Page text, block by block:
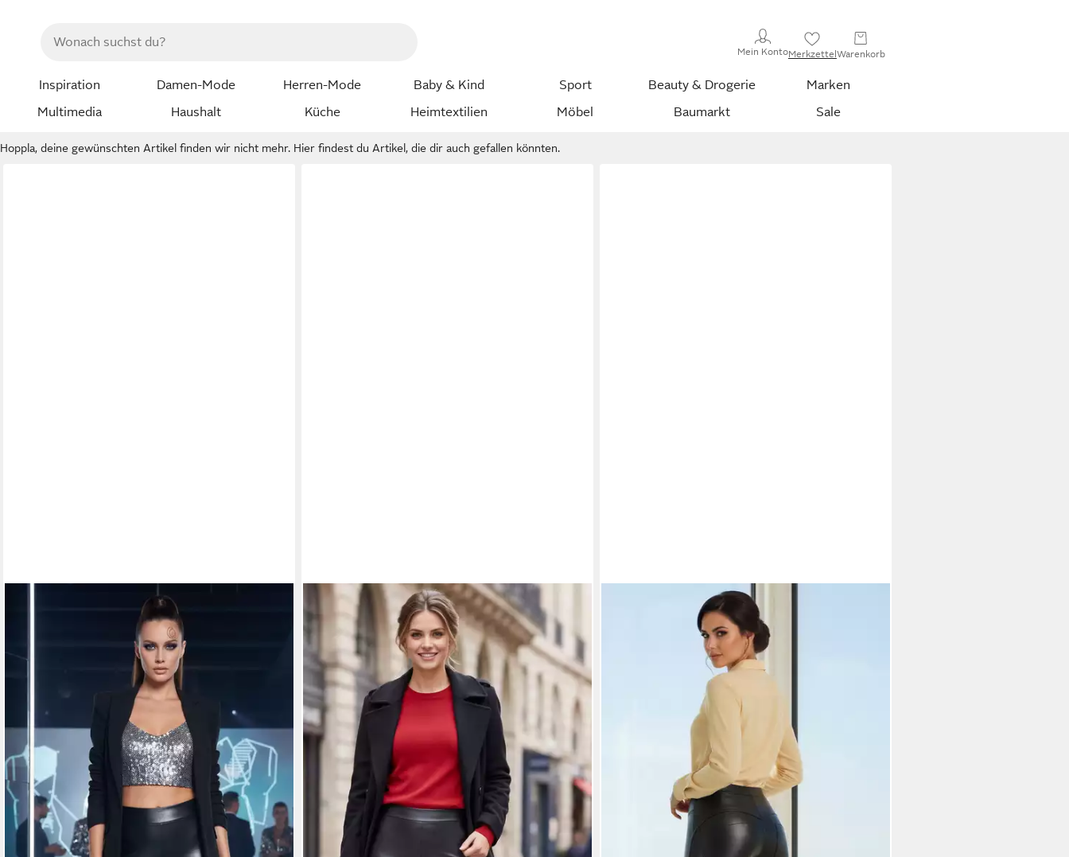
Mein KontoMerkzettelWarenkorb
Inspiration Damen-Mode Herren-Mode Baby & Kind Sport Beauty & Drogerie
Marken
Multimedia
Haushalt Küche Heimtextilien Möbel Baumarkt Sale
Hoppla, deine gewünschten Artikel finden wir nicht mehr. Hier findest du Artikel, die dir auch gefallen könnten.